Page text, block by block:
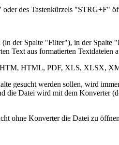
des Tastenkürzels "STRG+F"
der Spalte "Filter"), in der Spalte
Text aus formatierten Textdateien
HTM, HTML, PDF, XLS, XLSX,
gesucht werden sollen, wird
Datei wird mit dem Konverter
ohne Konverter die Datei zu